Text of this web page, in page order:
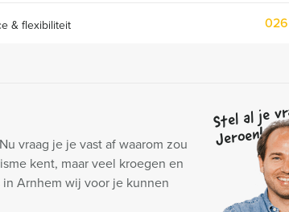
& flexibiliteit
vraag je je vast af waarom zou
kent, maar veel kroegen en
Arnhem wij voor je kunnen
Stel al je
Jeroen!